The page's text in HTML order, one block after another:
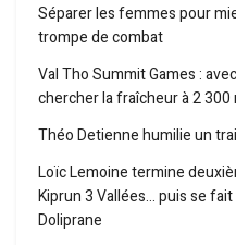
Séparer les femmes pour
trompe de combat
Val Tho Summit Games :
chercher la fraîcheur à 2
Théo Detienne humilie un
Loïc Lemoine termine
Kiprun 3 Vallées… puis se
Doliprane